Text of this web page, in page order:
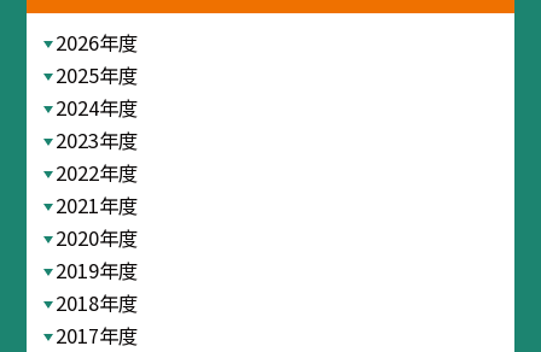
2026年度
2025年度
2024年度
2023年度
2022年度
2021年度
2020年度
2019年度
2018年度
2017年度